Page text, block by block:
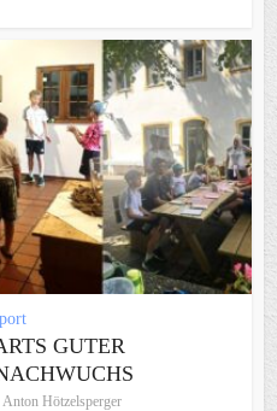
GUTER
Anton Hötzelsperger